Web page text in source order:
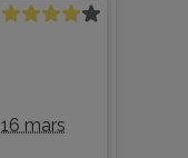
16 mars